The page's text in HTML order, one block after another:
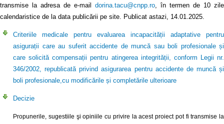
transmise la adresa de e-mail dorina.tacu@cnpp.ro , în termen de 10 zile
calendaristice de la data publicării pe site. Publicat astazi, 14.01.2025.
Criteriile medicale pentru evaluarea incapacității adaptative pentru
asigurații care au suferit accidente de muncă sau boli profesionale și
care solicită compensații pentru atingerea integrității, conform Legii nr.
346/2002, republicată privind asigurarea pentru accidente de muncă și
boli profesionale,cu modificările și completările ulterioare
Decizie
Propunerile, sugestiile şi opiniile cu privire la acest proiect pot fi transmise la